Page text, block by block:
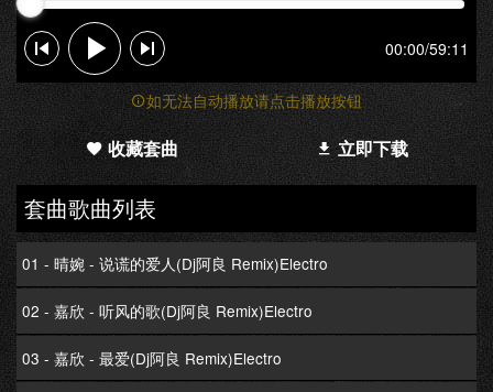
00:00/59:11
如无法自动播放请点击播放按钮
收藏套曲 立即下载
套曲歌曲列表
01 - 晴婉 - 说谎的爱人(Dj阿良 Remix)Electro
02 - 嘉欣 - 听风的歌(Dj阿良 Remix)Electro
03 - 嘉欣 - 最爱(Dj阿良 Remix)Electro